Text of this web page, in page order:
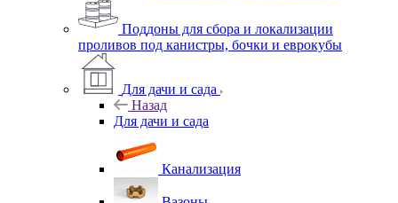
Поддоны для сбора и локализации
проливов под канистры, бочки и еврокубы
Для дачи и сада
Назад
Для дачи и сада
Канализация